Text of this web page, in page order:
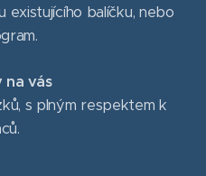
existujícího balíčku, nebo
na vás
s plným respektem k